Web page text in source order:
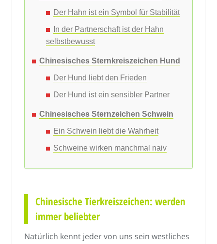
Der Hahn ist ein Symbol für Stabilität
In der Partnerschaft ist der Hahn
selbstbewusst
Chinesisches Sternkreiszeichen Hund
Der Hund liebt den Frieden
Der Hund ist ein sensibler Partner
Chinesisches Sternzeichen Schwein
Ein Schwein liebt die Wahrheit
Schweine wirken manchmal naiv
Chinesische Tierkreiszeichen: werden
immer beliebter
Natürlich kennt jeder von uns sein westliches